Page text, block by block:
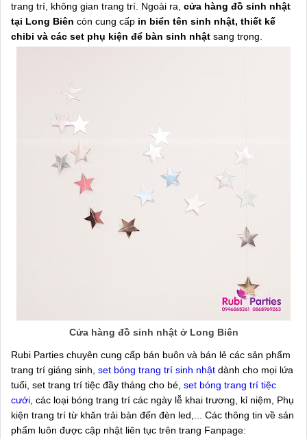
trang trí, không gian trang trí. Ngoài ra, cửa hàng đồ sinh nhật
tại Long Biên còn cung cấp in biển tên sinh nhật, thiết kế
chibi và các set phụ kiện để bàn sinh nhật sang trọng.
Cửa hàng đồ sinh nhật ở Long Biên
Rubi Parties chuyên cung cấp bán buôn và bán lẻ các sản phẩm
trang trí giáng sinh, set bóng trang trí sinh nhật dành cho mọi lứa
tuổi, set trang trí tiệc đầy tháng cho bé, set bóng trang trí tiệc
cưới , các loại bóng trang trí các ngày lễ khai trương, kỉ niệm, Phụ
kiện trang trí từ khăn trải bàn đến đèn led,... Các thông tin về sản
phẩm luôn được cập nhật liên tục trên trang Fanpage: